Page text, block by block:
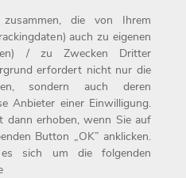
Kontakt
Impressum
Datenschutz
die von Ihrem
auch zu eigenen
/ zu Zwecken Dritter
erfordert nicht nur die
sondern auch deren
Anbieter einer Einwilligung.
dann erhoben, wenn Sie auf
Button „OK” anklicken.
sich um die folgenden